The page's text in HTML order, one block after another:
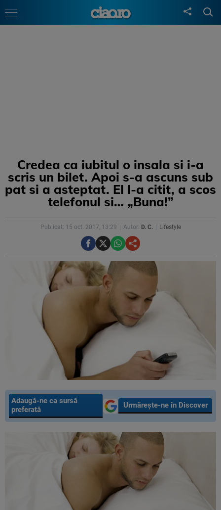
Credea ca iubitul o insala si i-a
scris un bilet. Apoi s-a ascuns sub
pat si a asteptat. El l-a citit, a scos
telefonul si… „Buna!”
Publicat: 15 oct. 2017, 13:29 Autor: D. C. Lifestyle
Adaugă-ne ca sursă
preferată
Urmărește-ne în Discover